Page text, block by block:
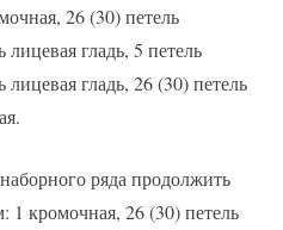
26 (30) петель
гладь, 5 петель
гладь, 26 (30) петель
ряда продолжить
1 кромочная, 26 (30) петель